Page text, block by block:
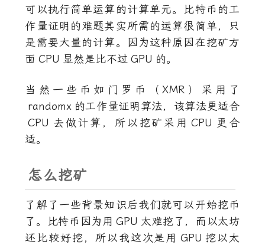
可以执行简单运算的计算单元。比特币的工
作量证明的难题其实所需的运算很简单，只
是需要大量的计算。因为这种原因在挖矿方
面 CPU 显然是比不过 GPU 的。
当然一些币如门罗币（XMR）采用了
randomx 的工作量证明算法，该算法更适合
CPU 去做计算，所以挖矿采用 CPU 更合
适。
怎么挖矿
了解了一些背景知识后我们就可以开始挖币
了。比特币因为用 GPU 太难挖了，而以太坊
还比较好挖，所以我这次是用 GPU 挖以太